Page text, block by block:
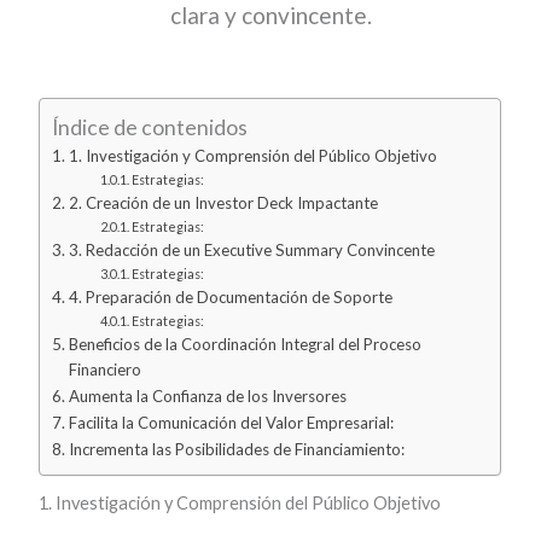
clara y convincente.
Índice de contenidos
1. Investigación y Comprensión del Público Objetivo
Estrategias:
2. Creación de un Investor Deck Impactante
Estrategias:
3. Redacción de un Executive Summary Convincente
Estrategias:
4. Preparación de Documentación de Soporte
Estrategias:
Beneficios de la Coordinación Integral del Proceso
Financiero
Aumenta la Confianza de los Inversores
Facilita la Comunicación del Valor Empresarial:
Incrementa las Posibilidades de Financiamiento:
1. Investigación y Comprensión del Público Objetivo